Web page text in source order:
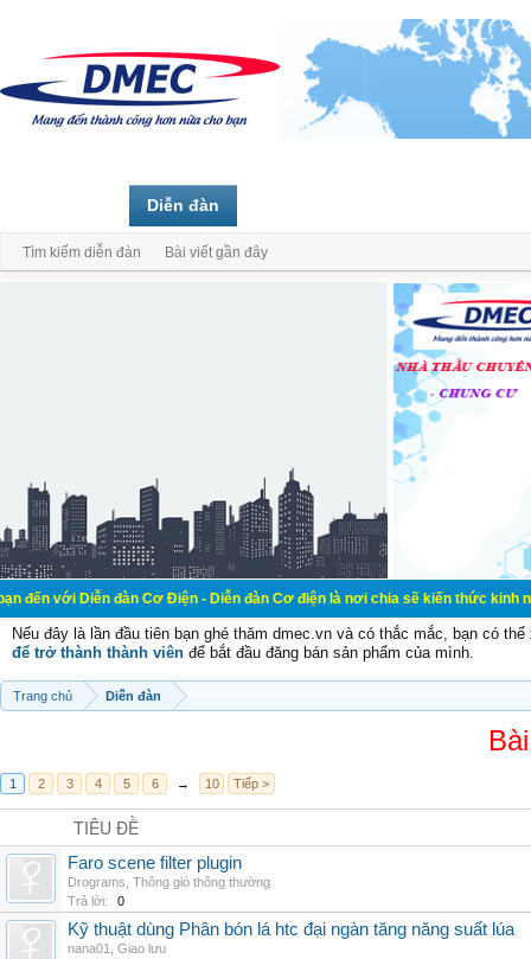
đàn Cơ Điện - Diễn đàn Cơ điện là nơi chia sẽ kiến thức kinh nghiệm
Nếu đây là lần đầu tiên bạn ghé thăm dmec.vn và có thắc mắc, bạn có
để trở thành thành viên để bắt đầu đăng bán sản phẩm của mình.
Trang chủ Diễn đàn
1 2 3 4 5 6 → 10 Tiếp >
TIÊU ĐỀ
Faro scene filter plugin
Drograms Thông gió thông thường
Trả lời:
0
Kỹ thuật dùng Phân bón lá htc đại ngàn tăng năng suất lúa
nana01
Giao lưu
Diễn đàn
Tìm kiếm diễn đàn Bài viết gần đây